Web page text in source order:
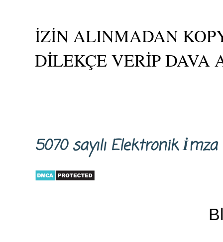
İZİN ALINMADAN
DİLEKÇE VERİP
5070 sayılı Elektronik